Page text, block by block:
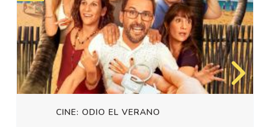
CINE: ODIO EL VERANO